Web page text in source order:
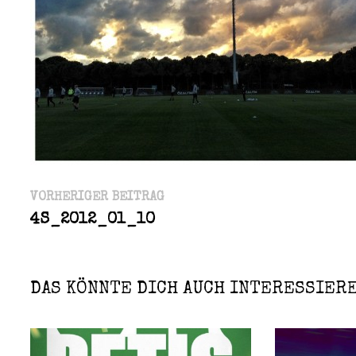
Beitragsnavigation
VORHERIGER BEITRAGVorheriger
4S_2012_01_10
DAS KÖNNTE DICH AUCH